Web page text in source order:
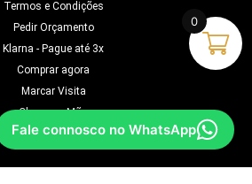
Termos e Condições
Pedir Orçamento
Klarna - Pague até 3x
Comprar agora
Marcar Visita
Chave na Mão
Orçamento
Fale connosco no WhatsApp
0